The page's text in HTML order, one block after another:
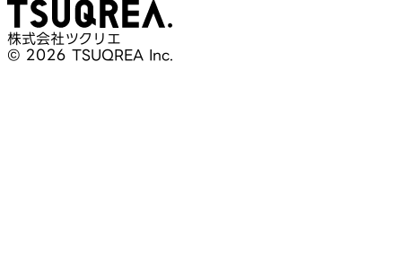
株式会社ツクリエ
© 2026 TSUQREA Inc.